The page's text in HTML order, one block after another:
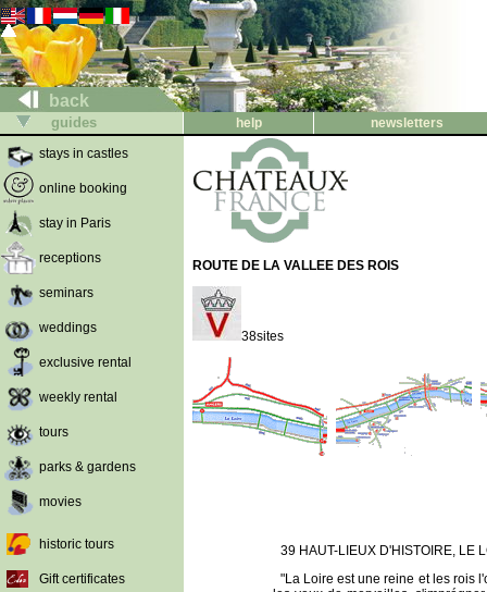
back
guides help
newsletters
stays in castles
online booking
stay in Paris
receptions
seminars
weddings
exclusive rental
weekly rental
tours
parks & gardens
movies
historic tours
Gift certificates
ROUTE DE LA VALLEE DES ROIS
38sites
39 HAUT-LIEUX D'HISTOIRE, LE
"La Loire est une reine et les rois